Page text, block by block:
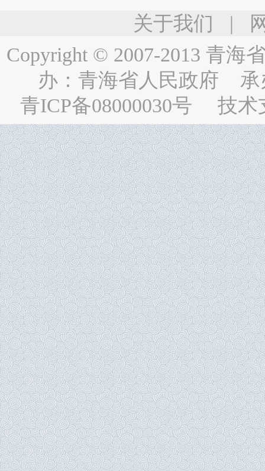
关于我们 |
Copyright © 2007-2013 青海
办： 青海省人民政府 承
青ICP备08000030号 技术